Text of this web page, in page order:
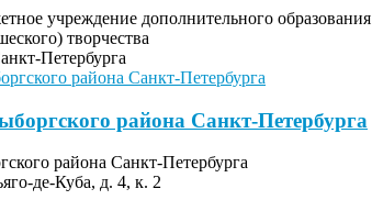
учреждение дополнительного образования
творчества
Петербурга
района Санкт-Петербурга
района Санкт-Петербурга
де-Куба, д. 4, к. 2